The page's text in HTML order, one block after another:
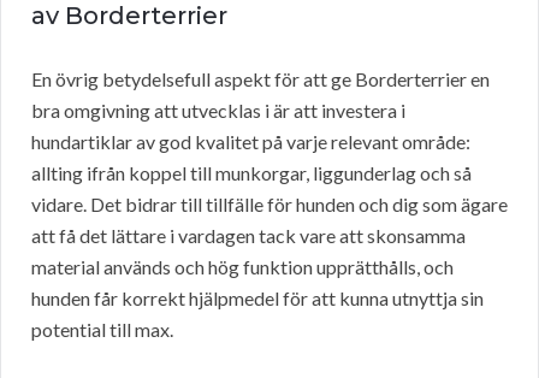
av Borderterrier
En övrig betydelsefull aspekt för att ge Borderterrier en
bra omgivning att utvecklas i är att investera i
hundartiklar av god kvalitet på varje relevant område:
allting ifrån koppel till munkorgar, liggunderlag och så
vidare. Det bidrar till tillfälle för hunden och dig som ägare
att få det lättare i vardagen tack vare att skonsamma
material används och hög funktion upprätthålls, och
hunden får korrekt hjälpmedel för att kunna utnyttja sin
potential till max.